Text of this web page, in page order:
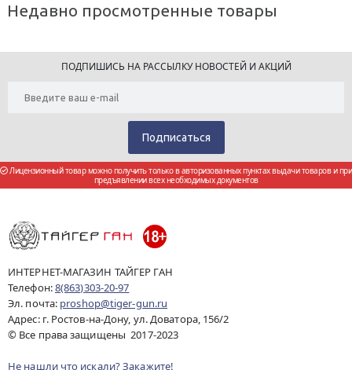
Недавно просмотренные товары
ПОДПИШИСЬ НА РАССЫЛКУ НОВОСТЕЙ И АКЦИЙ
Лицензионный товар можно получить только в авторизованных пунктах выдачи товаров и при
предъявлении всех необходимых документов
ИНТЕРНЕТ-МАГАЗИН ТАЙГЕР ГАН
Телефон:8(863)303-20-97
Эл. почта: proshop@tiger-gun.ru
Адрес: г. Ростов-на-Дону, ул. Доватора, 156/2
© Все права защищены 2017-2023
Не нашли что искали? Закажите!